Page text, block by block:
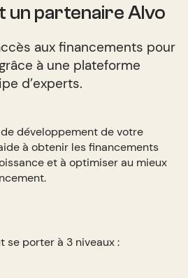
un partenaire Alvo
aux financements pour
à une plateforme
d’experts.
développement de votre
à obtenir les financements
et à optimiser au mieux
se porter à 3 niveaux :